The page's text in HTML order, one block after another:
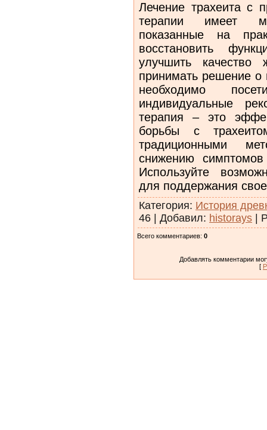
Лечение трахеита с
терапии имеет
показанные на
восстановить
улучшить
принимать решение о
необходимо
индивидуальные
терапия – это
борьбы с
традиционными
снижению
Используйте
для поддержания
Категория: История
46 | Добавил: historays |
Всего комментариев: 0
Добавлять комментарии
[